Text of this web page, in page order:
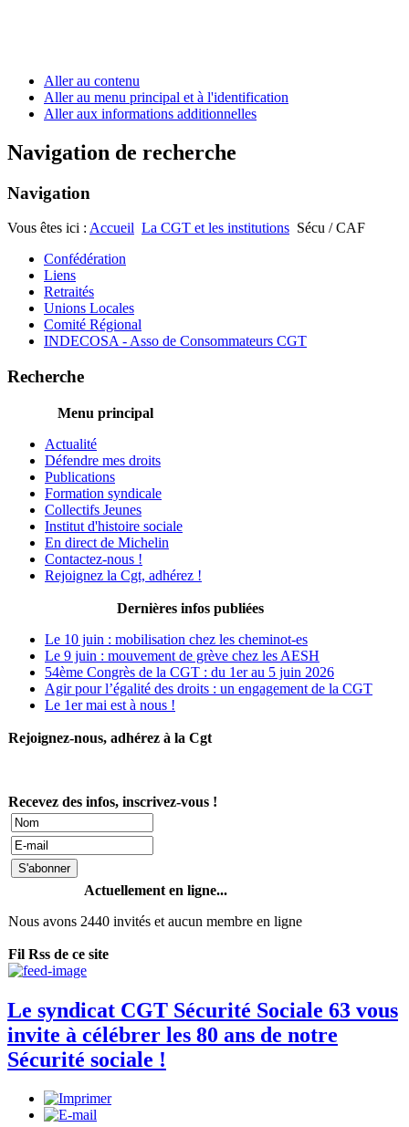
Aller au contenu
Aller au menu principal et à l'identification
Aller aux informations additionnelles
Navigation de recherche
Navigation
Vous êtes ici : Accueil La CGT et les institutions Sécu / CAF
Confédération
Liens
Retraités
Unions Locales
Comité Régional
INDECOSA - Asso de Consommateurs CGT
Recherche
Menu principal
Actualité
Défendre mes droits
Publications
Formation syndicale
Collectifs Jeunes
Institut d'histoire sociale
En direct de Michelin
Contactez-nous !
Rejoignez la Cgt, adhérez !
Dernières infos publiées
Le 10 juin : mobilisation chez les cheminot-es
Le 9 juin : mouvement de grève chez les AESH
54ème Congrès de la CGT : du 1er au 5 juin 2026
Agir pour l’égalité des droits : un engagement de la CGT
Le 1er mai est à nous !
Rejoignez-nous, adhérez à la Cgt
Recevez des infos, inscrivez-vous !
Actuellement en ligne...
Nous avons 2440 invités et aucun membre en ligne
Fil Rss de ce site
Le syndicat CGT Sécurité Sociale 63 vous
invite à célébrer les 80 ans de notre
Sécurité sociale !